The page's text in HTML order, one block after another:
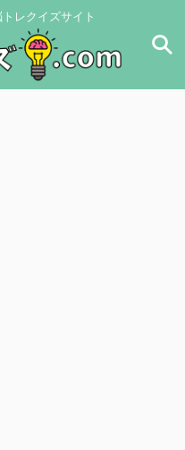
レクイズサイト